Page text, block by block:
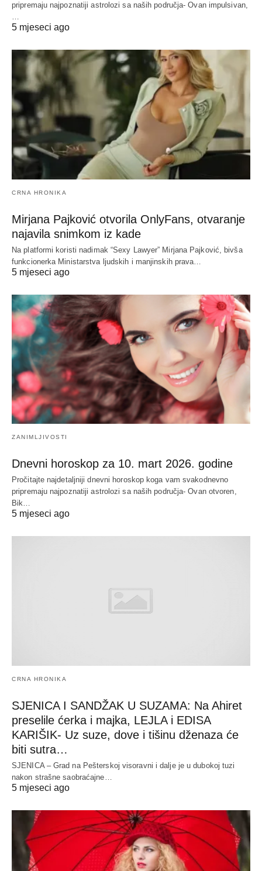
pripremaju najpoznatiji astrolozi sa naših područja- Ovan impulsivan,
…
5 mjeseci ago
CRNA HRONIKA
Mirjana Pajković otvorila OnlyFans, otvaranje
najavila snimkom iz kade
Na platformi koristi nadimak “Sexy Lawyer” Mirjana Pajković, bivša
funkcionerka Ministarstva ljudskih i manjinskih prava…
5 mjeseci ago
ZANIMLJIVOSTI
Dnevni horoskop za 10. mart 2026. godine
Pročitajte najdetaljniji dnevni horoskop koga vam svakodnevno
pripremaju najpoznatiji astrolozi sa naših područja- Ovan otvoren,
Bik…
5 mjeseci ago
CRNA HRONIKA
SJENICA I SANDŽAK U SUZAMA: Na Ahiret
preselile ćerka i majka, LEJLA i EDISA
KARIŠIK- Uz suze, dove i tišinu dženaza će
biti sutra…
SJENICA – Grad na Pešterskoj visoravni i dalje je u dubokoj tuzi
nakon strašne saobraćajne…
5 mjeseci ago